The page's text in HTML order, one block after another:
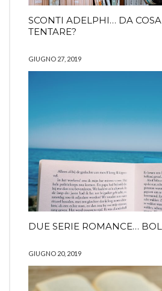
SCONTI ADELPHI… DA COSA
TENTARE?
GIUGNO 27, 2019
DUE SERIE ROMANCE…
GIUGNO 20, 2019